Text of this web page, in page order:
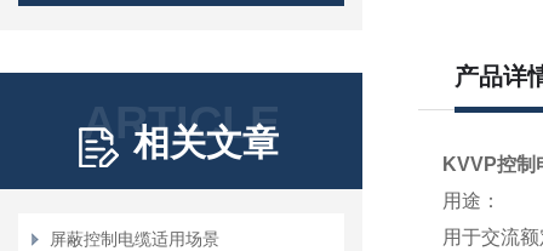
ARTICLE
相关文章
屏蔽控制电缆适用场景
产品详
KVVP控制
用途：
用于交流